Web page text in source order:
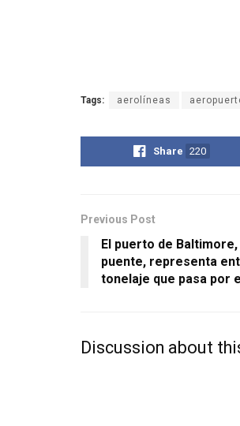
Tags: aerolíneas
Share 220
Previous Post
El puerto de
puente, representa
tonelaje que pasa por
Discussion about